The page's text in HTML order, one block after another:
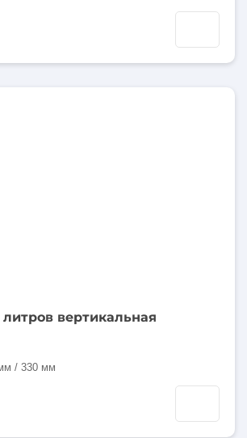
вертикальная
/ 330 мм